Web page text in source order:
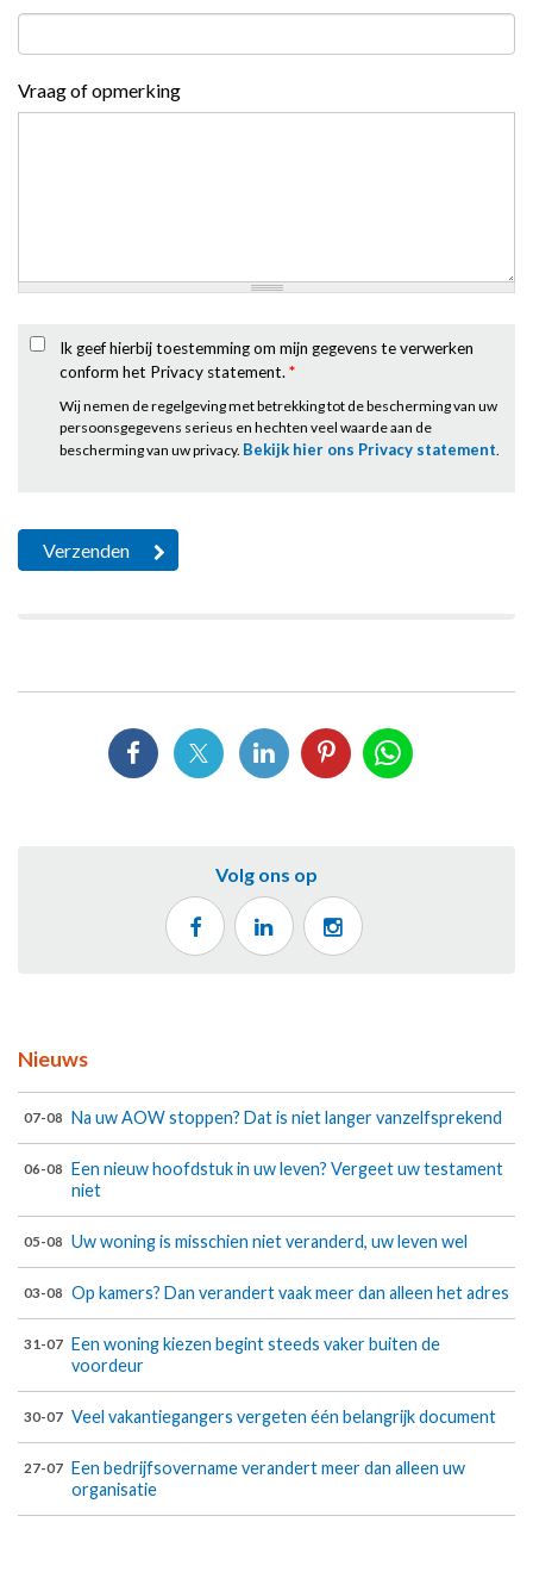
Vraag of opmerking
Ik geef hierbij toestemming om mijn gegevens te verwerken
conform het Privacy statement.*
Wij nemen de regelgeving met betrekking tot de bescherming van uw
persoonsgegevens serieus en hechten veel waarde aan de
bescherming van uw privacy. Bekijk hier ons Privacy statement.
Volg ons op
Nieuws
07-08 Na uw AOW stoppen? Dat is niet langer vanzelfsprekend
06-08
Een nieuw hoofdstuk in uw leven? Vergeet uw testament
niet
05-08 Uw woning is misschien niet veranderd, uw leven wel
03-08 Op kamers? Dan verandert vaak meer dan alleen het adres
31-07 Een woning kiezen begint steeds vaker buiten de
voordeur
30-07 Veel vakantiegangers vergeten één belangrijk document
27-07 Een bedrijfsovername verandert meer dan alleen uw
organisatie